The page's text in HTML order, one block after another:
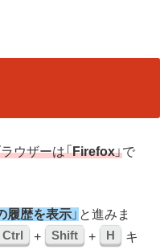
ウザーは「Firefox」で
履歴を表示 」 と進みま
Ctrl + Shift + H
キ